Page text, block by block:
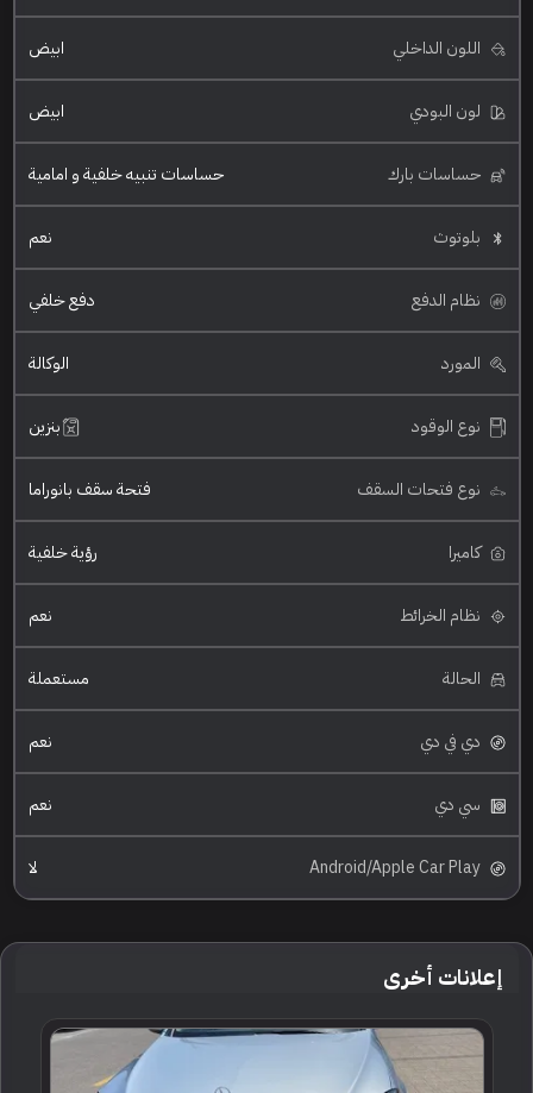
اللون الداخلي ابيض
لون البودي ابيض
حساسات بارك حساسات تنبيه خلفية و امامية
بلوتوث نعم
نظام الدفع دفع خلفي
المورد الوكالة
نوع الوقود بنزين
نوع فتحات السقف فتحة سقف بانوراما
كاميرا رؤية خلفية
نظام الخرائط نعم
الحالة مستعملة
دي في دي نعم
سي دي نعم
Android/Apple Car Play لا
إعلانات أخرى